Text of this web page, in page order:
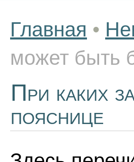
Главная •
может быть
При каких
пояснице